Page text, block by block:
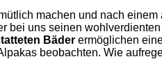
machen und nach
bei uns seinen
Bäder ermöglichen
beobachten. Wie